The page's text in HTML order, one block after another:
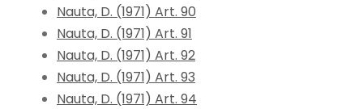
Nauta, D. (1971) Art. 90
Nauta, D. (1971) Art. 91
Nauta, D. (1971) Art. 92
Nauta, D. (1971) Art. 93
Nauta, D. (1971) Art. 94